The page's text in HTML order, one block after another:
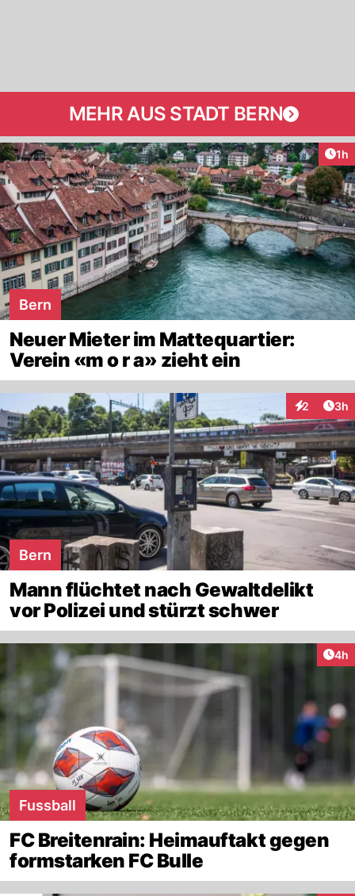
MEHR AUS STADT BERN
1h
Bern
Neuer Mieter im Mattequartier:
Verein «m o r a» zieht ein
2 3h
Bern
Mann flüchtet nach Gewaltdelikt
vor Polizei und stürzt schwer
4h
Fussball
FC Breitenrain: Heimauftakt gegen
formstarken FC Bulle